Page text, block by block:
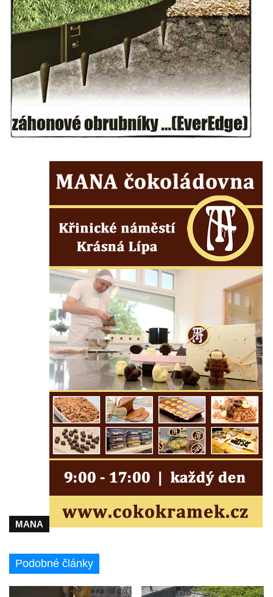
Pamětní kámen družebních obcí Kamenný
Újezd a Krauchthal v parku na Náměstí v
Kamenném Újezdě
Socha na náměstí J. V. Kamarýta ve
Velešíně
Pomník J. V. Kamarýta v Krumlovské ulici ve
Pamětní deska arcibiskupa Micara ve
Plastika Koule v Gutenbergově ulici v
Liberci
Pomník na paměť zrušení roboty v Plavu
Socha ležícího koně v Sadech
Československé armády v Teplicích
Socha vodníka v Plavu
Socha svatého Jana Nepomuckého v
Třebušíně
Pamětní deska Johanna Nepomuka
Fischera na domě čp. 5/16 na třídě 9.
května v Rumburku
Pamětní deska Johanna Neumanna
severně od Tokáně
Obrázek svatého Huberta na buku svatého
Huberta
Obrázek svatého Jakuba na skále u cesty
východně od Srbské Kamenice
Busta Jana Amose Komenského na domě
čp. 37 v Račicích
Socha Medvídě v Tierpark Chemnitz
Sochy Ptáci v Tierpark Chemnitz
Socha Skupina jeřábů v Tierpark Chemnitz
MANA
Podobné články